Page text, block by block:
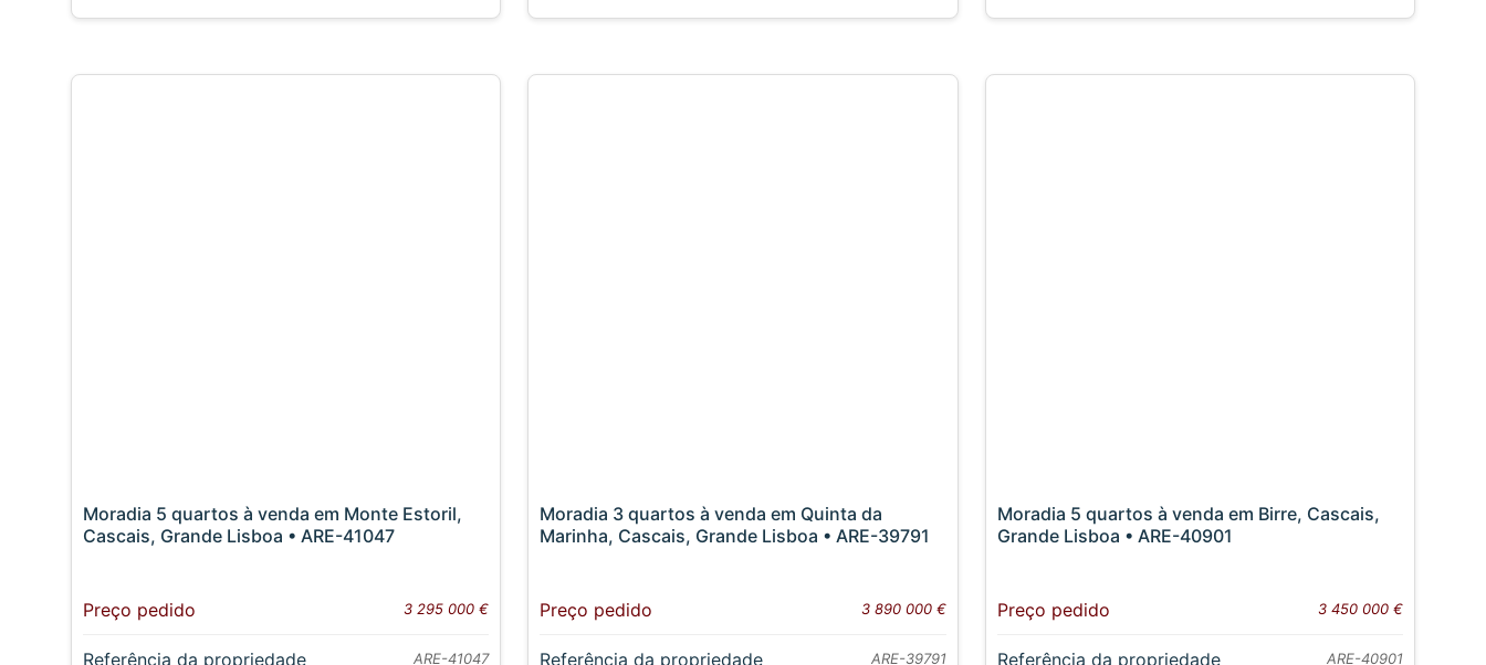
Moradia 5 quartos à venda em Monte Estoril,
Cascais, Grande Lisboa • ARE-41047
Preço pedido 3 295 000 €
Referência da propriedade ARE-41047
Moradia 3 quartos à venda em Quinta da
Marinha, Cascais, Grande Lisboa • ARE-39791
Preço pedido 3 890 000 €
Referência da propriedade ARE-39791
Moradia 5 quartos à venda em Birre, Cascais,
Grande Lisboa • ARE-40901
Preço pedido 3 450 000 €
Referência da propriedade ARE-40901